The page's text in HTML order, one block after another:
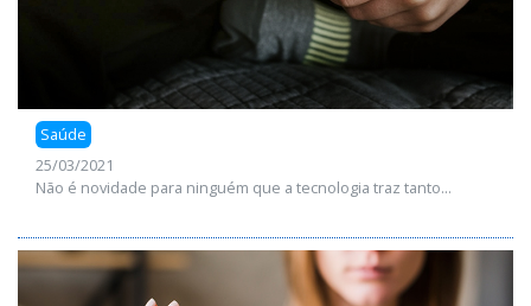
Saúde
25/03/2021
Não é novidade para ninguém que a tecnologia traz tanto...